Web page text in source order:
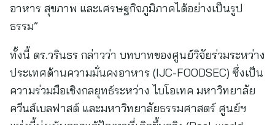
อาหาร สุขภาพ และเศรษฐกิจภูมิภาคได้อย่างเป็นรูป
ธรรม”
ทั้งนี้ ดร.วรินธร กล่าวว่า บทบาทของศูนย์วิจัยร่วมระหว่าง
ประเทศด้านความมั่นคงอาหาร (IJC-FOODSEC) ซึ่งเป็น
ความร่วมมือเชิงกลยุทธ์ระหว่าง ไบโอเทค มหาวิทยาลัย
ควีนส์เบลฟาสต์ และมหาวิทยาลัยธรรมศาสตร์ ศูนย์ฯ